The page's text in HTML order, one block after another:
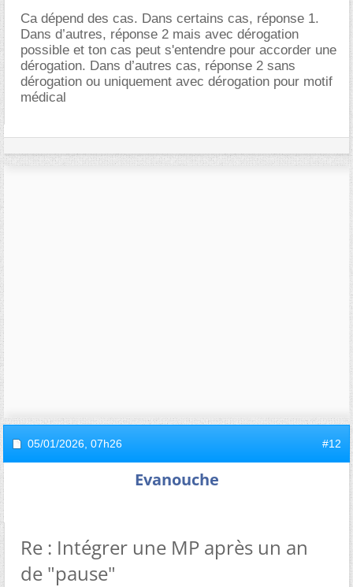
Ca dépend des cas. Dans certains cas, réponse 1.
Dans d’autres, réponse 2 mais avec dérogation
possible et ton cas peut s'entendre pour accorder une
dérogation. Dans d’autres cas, réponse 2 sans
dérogation ou uniquement avec dérogation pour motif
médical
05/01/2026, 07h26 #12
Evanouche
Re : Intégrer une MP après un an
de "pause"